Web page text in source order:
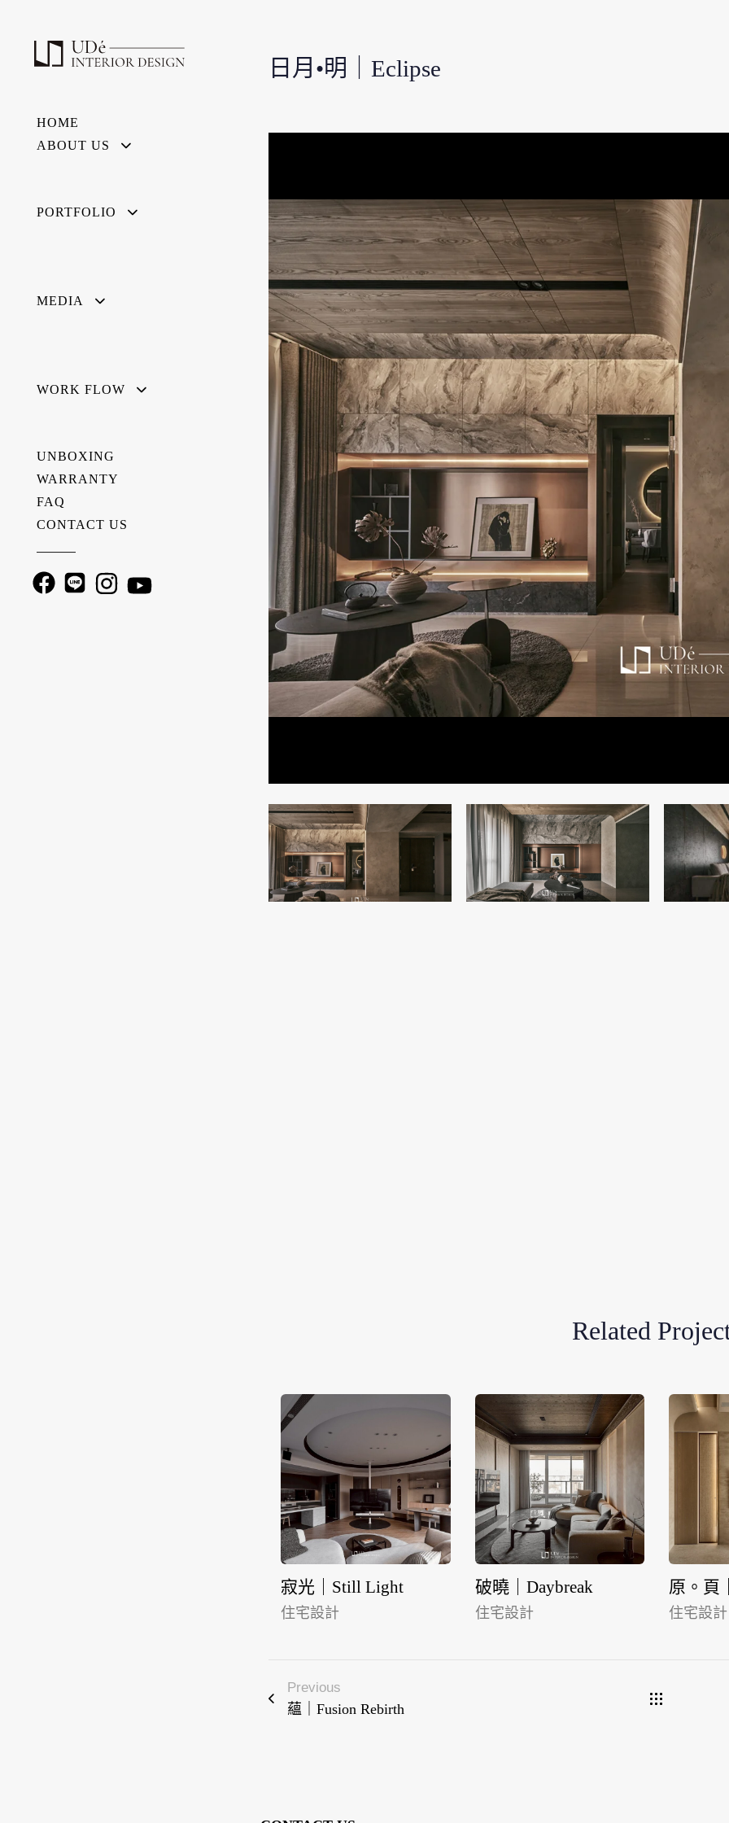
HOME
ABOUT US
PORTFOLIO
MEDIA
WORK FLOW
UNBOXING
WARRANTY
FAQ
CONTACT US
———
日月•明｜Eclipse
Related
寂光｜Still Light
住宅設計
破曉｜Daybreak
住宅設計
原。頁
住宅設計
Previous
蘊｜Fusion Rebirth